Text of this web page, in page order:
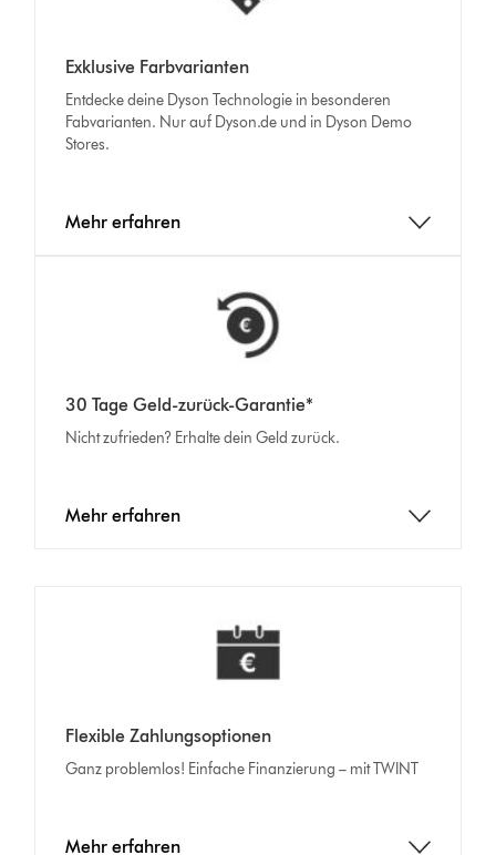
Exklusive Farbvarianten
Entdecke deine Dyson Technologie in besonderen
Fabvarianten. Nur auf Dyson.de und in Dyson Demo
Stores.
Mehr erfahren
30 Tage Geld-zurück-Garantie*
Nicht zufrieden? Erhalte dein Geld zurück.
Mehr erfahren
Flexible Zahlungsoptionen
Ganz problemlos! Einfache Finanzierung – mit TWINT
Mehr erfahren